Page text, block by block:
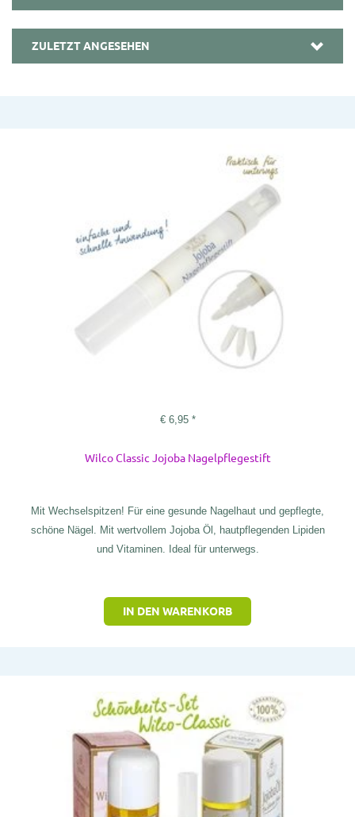
ZULETZT ANGESEHEN
€6,95 *
Wilco Classic Jojoba Nagelpflegestift
Mit Wechselspitzen! Für eine gesunde Nagelhaut und gepflegte,
schöne Nägel. Mit wertvollem Jojoba Öl, hautpflegenden Lipiden
und Vitaminen. Ideal für unterwegs.
IN DEN WARENKORB